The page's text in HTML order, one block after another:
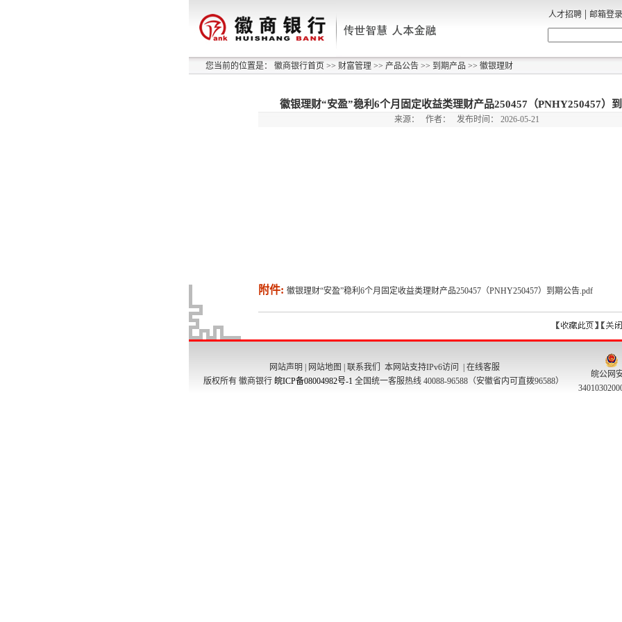
人才招聘 | 邮箱登录
您当前的位置是： 徽商银行首页 >> 财富管理 >> 产品公告 >> 到期产品 >> 徽银理财
徽银理财“安盈”稳利6个月固定收益类理财产品250457（PNHY250457）
来源： 作者： 发布时间： 2026-05-21
附件: 徽银理财“安盈”稳利6个月固定收益类理财产品250457（PNHY250457）到期公告.pdf
网站声明 网站地图 联系我们 本网站支持IPv6访问 | 在线客服
版权所有 徽商银行 皖ICP备08004982号-1 全国统一客服热线 40088-96588（安徽省内可直拨96588）
皖公网